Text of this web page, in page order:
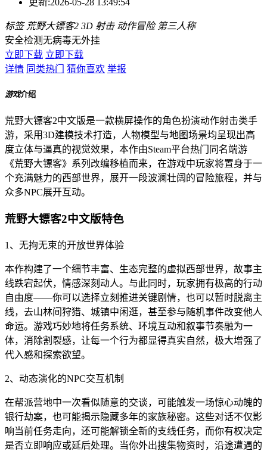
标签 荒野大镖客2 3D 射击 动作冒险 第三人称
安全检测无病毒无外挂
立即下载 立即下载
详情 同类热门 猜你喜欢 举报
游戏介绍
荒野大镖客2中文版是一款横屏操作的角色扮演动作射击类手
游，采用3D建模技术打造，人物模型与地图场景均呈现出高
度立体与逼真的视觉效果，本作由Steam平台热门同名端游
《荒野大镖客》系列改编移植而来，在游戏中玩家将置身于一
个充满魅力的西部世界，展开一段波澜壮阔的冒险旅程，并与
众多NPC展开互动。
荒野大镖客2中文版特色
1、无拘无束的开放世界体验
本作构建了一个细节丰富、生态完整的虚拟西部世界，故事主
线跌宕起伏，情感深刻动人。与此同时，玩家拥有极高的行动
自由度——你可以选择立刻推进关键剧情，也可以暂时脱离主
线，去山林间狩猎、城镇中闲逛，甚至参与随机事件改变他人
命运。游戏巧妙地将任务系统、环境互动和叙事节奏融为一
体，消除割裂感，让每一个行为都显得真实自然，极大增强了
代入感和探索欲望。
2、动态演化的NPC交互机制
在帮派营地中一次看似随意的交谈，可能触发一场惊心动魄的
银行劫案，也可能揭示隐藏多年的家族秘密。这些对话不仅影
响当前任务走向，还可能解锁全新的支线任务，而你有权决定
是否立即响应或延后处理。当你外出搜集物资时，沿途遭遇的